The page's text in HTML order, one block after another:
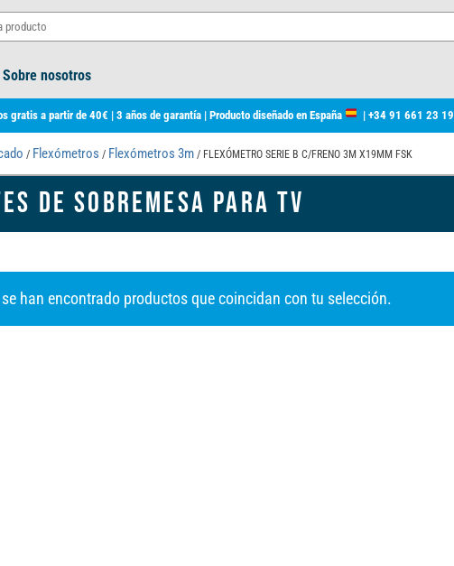
Sobre nosotros
gratis a partir de 40€ | 3 años de garantía | Producto diseñado en España | +34 91 661 23 19
/ Flexómetros / Flexómetros 3m / FLEXÓMETRO SERIE B C/FRENO 3M X19MM FSK
DE SOBREMESA PARA TV
han encontrado productos que coincidan con tu selección.